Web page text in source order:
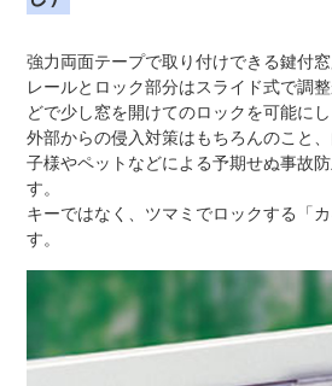
強力両面テープで取り付けできる鍵付窓
レールとロック部分はスライド式で調
どで少し窓を開けてのロックを可能にし
外部からの侵入対策はもちろんのこと
子様やペットなどによる予期せぬ事故
す。
キーではなく、ツマミでロックする「
す。